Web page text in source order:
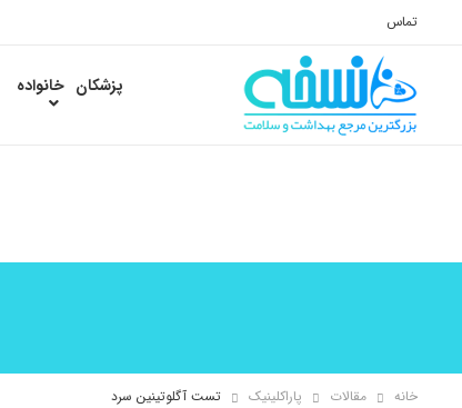
تماس
پزشکان خانواده
خانه مقالات پاراکلینیک تست آگلوتینین سرد